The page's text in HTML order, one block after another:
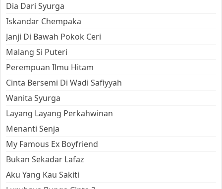
Dia Dari Syurga
Iskandar Chempaka
Janji Di Bawah Pokok Ceri
Malang Si Puteri
Perempuan Ilmu Hitam
Cinta Bersemi Di Wadi Safiyyah
Wanita Syurga
Layang Layang Perkahwinan
Menanti Senja
My Famous Ex Boyfriend
Bukan Sekadar Lafaz
Aku Yang Kau Sakiti